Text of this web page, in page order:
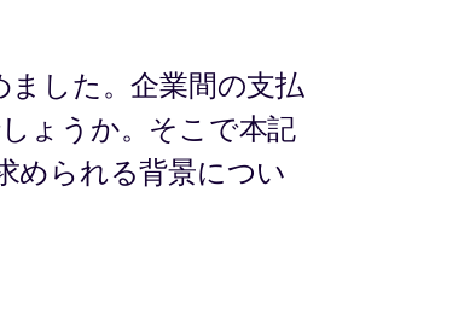
ました。企業間の支払
ょうか。そこで本記
められる背景につい